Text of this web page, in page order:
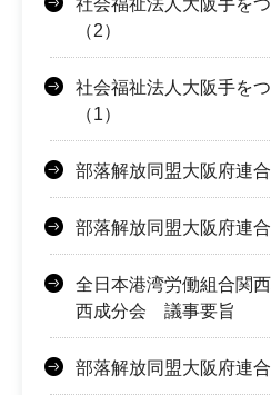
（2）
社会福祉法人大阪手を
（1）
部落解放同盟大阪府連
部落解放同盟大阪府連
全日本港湾労働組合
西成分会 議事要旨
部落解放同盟大阪府連